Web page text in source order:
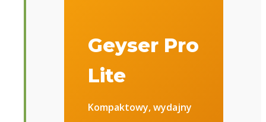
Geyser Pro
Lite
Kompaktowy, wydajny